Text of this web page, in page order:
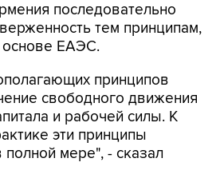
последовательно
тем принципам,
ЕАЭС.
принципов
свободного движения
и рабочей силы. К
эти принципы
мере", - сказал